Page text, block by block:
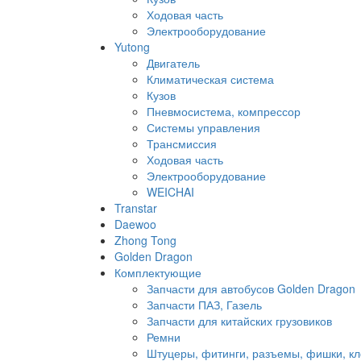
Ходовая часть
Электрооборудование
Yutong
Двигатель
Климатическая система
Кузов
Пневмосистема, компрессор
Системы управления
Трансмиссия
Ходовая часть
Электрооборудование
WEICHAI
Transtar
Daewoo
Zhong Tong
Golden Dragon
Комплектующие
Запчасти для автобусов Golden Dragon
Запчасти ПАЗ, Газель
Запчасти для китайских грузовиков
Ремни
Штуцеры, фитинги, разъемы, фишки,